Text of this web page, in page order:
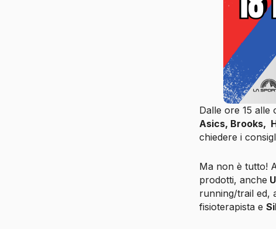
Dalle ore 15 alle
Asics, Brooks,
chiedere i
Ma non è tutto!
prodotti, anche
running/trail ed,
fisioterapista e